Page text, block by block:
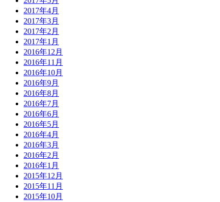
2017年4月
2017年3月
2017年2月
2017年1月
2016年12月
2016年11月
2016年10月
2016年9月
2016年8月
2016年7月
2016年6月
2016年5月
2016年4月
2016年3月
2016年2月
2016年1月
2015年12月
2015年11月
2015年10月